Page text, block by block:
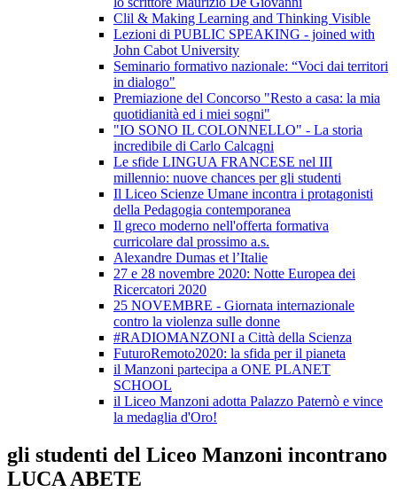
Clil & Making Learning and Thinking Visible
Lezioni di PUBLIC SPEAKING - joined with
John Cabot University
Seminario formativo nazionale: “Voci dai territori
in dialogo"
Premiazione del Concorso "Resto a casa: la mia
quotidianità ed i miei sogni"
"IO SONO IL COLONNELLO" - La storia
incredibile di Carlo Calcagni
Le sfide LINGUA FRANCESE nel III
millennio: nuove chances per gli studenti
Il Liceo Scienze Umane incontra i protagonisti
della Pedagogia contemporanea
Il greco moderno nell'offerta formativa
curricolare dal prossimo a.s.
Alexandre Dumas et l’Italie
27 e 28 novembre 2020: Notte Europea dei
Ricercatori 2020
25 NOVEMBRE - Giornata internazionale
contro la violenza sulle donne
#RADIOMANZONI a Città della Scienza
FuturoRemoto2020: la sfida per il pianeta
il Manzoni partecipa a ONE PLANET
SCHOOL
il Liceo Manzoni adotta Palazzo Paternò e vince
la medaglia d'Oro!
gli studenti del Liceo Manzoni incontrano
LUCA ABETE